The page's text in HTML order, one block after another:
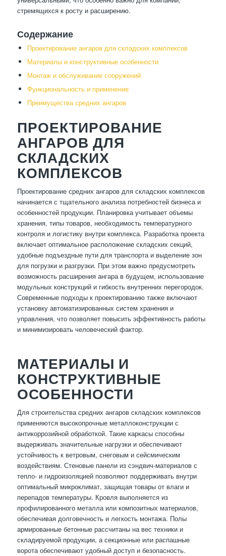
стремящихся к росту и расширению.
Содержание
Проектирование ангаров для складских комплексов
Материалы и конструктивные особенности
Монтаж и обслуживание сооружений
Функциональность и применение
Преимущества средних ангаров
ПРОЕКТИРОВАНИЕ
АНГАРОВ ДЛЯ
СКЛАДСКИХ
КОМПЛЕКСОВ
Проектирование средних ангаров для складских комплексов
начинается с тщательного анализа потребностей бизнеса и
особенностей продукции. Планировка учитывает объемы
хранения, типы товаров, необходимость температурного
контроля и логистику внутри комплекса. Разработка проекта
включает оптимальное расположение складских секций,
удобные подъездные пути для транспорта и выделение зон
для погрузки и разгрузки. При этом важно предусмотреть
возможность расширения ангара в будущем, использование
модульных конструкций и гибкость внутренних перегородок.
Современные подходы к проектированию также включают
установку автоматизированных систем хранения и
управления, что позволяет повысить эффективность работы
и минимизировать человеческий фактор.
МАТЕРИАЛЫ И
КОНСТРУКТИВНЫЕ
ОСОБЕННОСТИ
Для строительства средних ангаров складских комплексов
применяются высокопрочные металлоконструкции с
антикоррозийной обработкой. Такие каркасы способны
выдерживать значительные нагрузки и обеспечивают
устойчивость к ветровым, снеговым и сейсмическим
воздействиям. Стеновые панели из сэндвич-материалов с
тепло- и гидроизоляцией позволяют поддерживать внутри
оптимальный микроклимат, защищая товары от влаги и
перепадов температуры. Кровля выполняется из
профилированного металла или композитных материалов,
обеспечивая долговечность и легкость монтажа. Полы
армированные бетонные рассчитаны на вес техники и
складируемой продукции, а секционные или распашные
ворота обеспечивают удобный доступ и безопасность.